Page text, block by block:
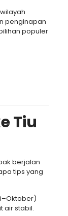
penginapan
populer
Tiu
berjalan
tips yang
air stabil.